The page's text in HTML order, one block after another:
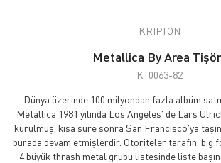
KRIPTON
Metallica By Area
KT0063-82
Dünya üzerinde 100 milyondan fazla albüm
Metallica 1981 yılında Los Angeles' de Lars
kurulmuş, kısa süre sonra San Francisco'ya
burada devam etmişlerdir. Otoriteler tarafın 'big
4 büyük thrash metal grubu listesinde liste